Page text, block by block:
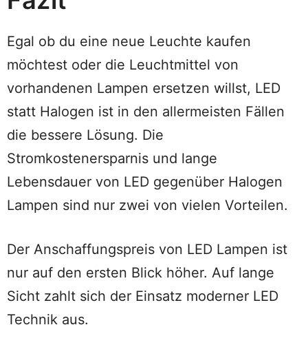
Egal ob du eine neue Leuchte kaufen
möchtest oder die Leuchtmittel von
vorhandenen Lampen ersetzen willst, LED
statt Halogen ist in den allermeisten Fällen
die bessere Lösung. Die
Stromkostenersparnis und lange
Lebensdauer von LED gegenüber Halogen
Lampen sind nur zwei von vielen Vorteilen.
Der Anschaffungspreis von LED Lampen ist
nur auf den ersten Blick höher. Auf lange
Sicht zahlt sich der Einsatz moderner LED
Technik aus.